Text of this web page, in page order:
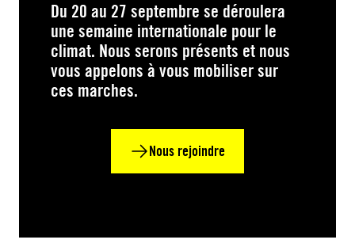
Du 20 au 27 septembre se déroulera
une semaine internationale pour le
climat. Nous serons présents et nous
vous appelons à vous mobiliser sur
ces marches.
Nous rejoindre